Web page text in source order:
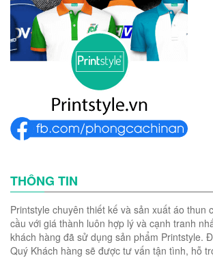
THÔNG TIN
Printstyle chuyên thiết kế và sản xuất áo thun
cầu với giá thành luôn hợp lý và cạnh tranh
khách hàng đã sử dụng sản phẩm Printstyle.
Quý Khách hàng sẽ được tư vấn tận tình, hỗ